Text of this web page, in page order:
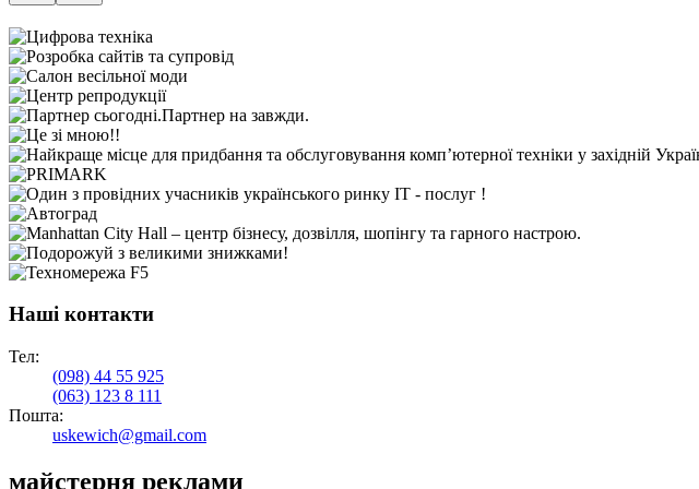
Наші контакти
Тел:
(098) 44 55 925
(063) 123 8 111
Пошта:
uskewich@gmail.com
майстерня реклами